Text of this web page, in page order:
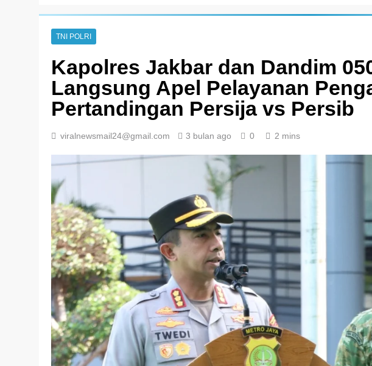
TNI POLRI
Kapolres Jakbar dan Dandim
Langsung Apel Pelayanan
Pertandingan Persija vs Persib
viralnewsmail24@gmail.com 3 bulan ago 0 2 mins